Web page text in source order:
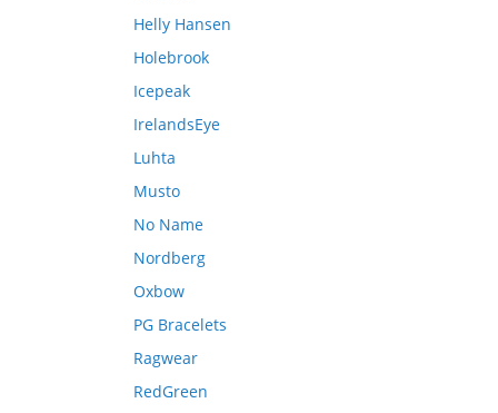
Helly Hansen
Holebrook
Icepeak
IrelandsEye
Luhta
Musto
No Name
Nordberg
Oxbow
PG Bracelets
Ragwear
RedGreen